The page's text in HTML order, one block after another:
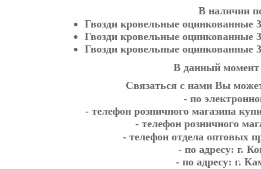
В наличии
Гвозди кровельные оцинкованные
Гвозди кровельные оцинкованные
Гвозди кровельные оцинкованные
В данный момент
Связаться с нами Вы
- по
- телефон розничного магазина
- телефон розничного
- телефон отдела оптовых
- по адресу: г.
- по адресу: г.